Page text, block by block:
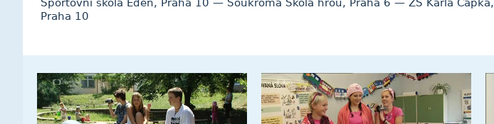
Sportovní škola Eden, Praha 10 — Soukromá Škola hrou, Praha 6 — ZŠ Karla Čapka,
Praha 10